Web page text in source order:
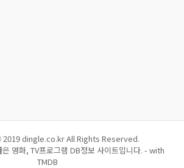
dingle.co.kr All Rights Reserved.
은 영화, TV프로그램 DB정보 사이트입니다. - with
TMDB